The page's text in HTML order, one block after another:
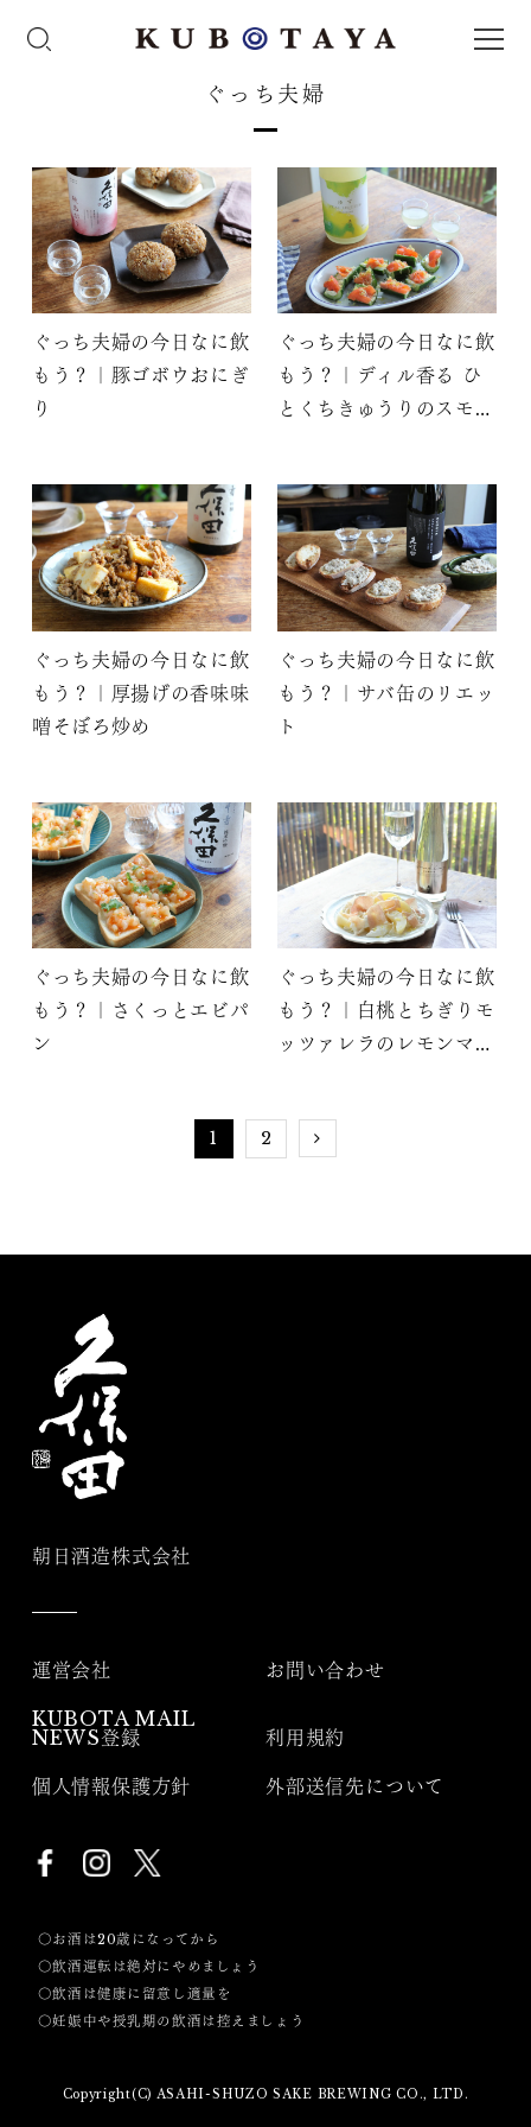
ぐっち夫婦
ぐっち夫婦の今日なに飲
もう？｜豚ゴボウおにぎ
り
ぐっち夫婦の今日なに飲
もう？｜ディル香る ひ
とくちきゅうりのスモー
ぐっち夫婦の今日なに飲
もう？｜厚揚げの香味味
噌そぼろ炒め
ぐっち夫婦の今日なに飲
もう？｜サバ缶のリエッ
ト
ぐっち夫婦の今日なに飲
もう？｜さくっとエビパ
ン
ぐっち夫婦の今日なに飲
もう？｜白桃とちぎりモ
ッツァレラのレモンマリ
1 2
朝日酒造株式会社
運営会社 お問い合わせ
KUBOTA MAIL
NEWS登録
利用規約
個人情報保護方針 外部送信先について
〇お酒は20歳になってから
〇飲酒運転は絶対にやめましょう
〇飲酒は健康に留意し適量を
〇妊娠中や授乳期の飲酒は控えましょう
Copyright(C) ASAHI-SHUZO SAKE BREWING CO., LTD.